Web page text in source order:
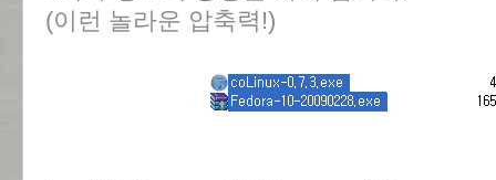
(이런 놀라운 압축력!)